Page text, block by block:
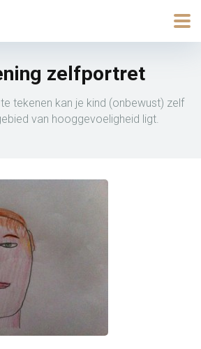
zelfportret
tekenen kan je kind (onbewust) zelf
van hooggevoeligheid ligt.